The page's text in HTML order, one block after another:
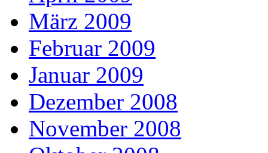
März 2009
Februar 2009
Januar 2009
Dezember 2008
November 2008